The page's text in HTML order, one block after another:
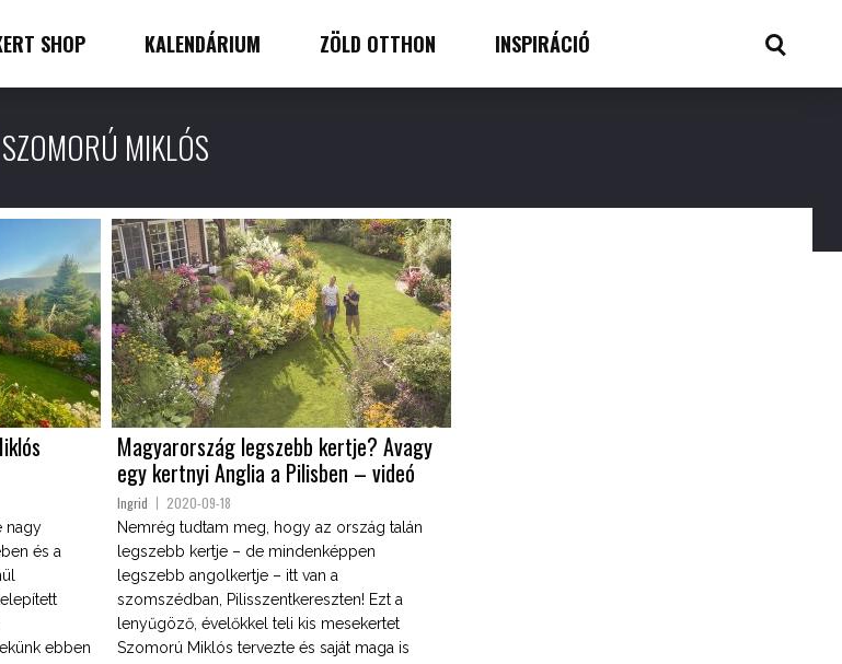
SHOP KALENDÁRIUM ZÖLD OTTHON INSPIRÁCIÓ
SZOMORÚ MIKLÓS
nagy
és a
ebben
Magyarország legszebb kertje? Avagy
egy kertnyi Anglia a Pilisben – videó
Ingrid 2020-09-18
Nemrég tudtam meg, hogy az ország talán
legszebb kertje – de mindenképpen
legszebb angolkertje – itt van a
szomszédban, Pilisszentkereszten! Ezt a
lenyűgöző, évelőkkel teli kis mesekertet
Szomorú Miklós tervezte és saját maga is